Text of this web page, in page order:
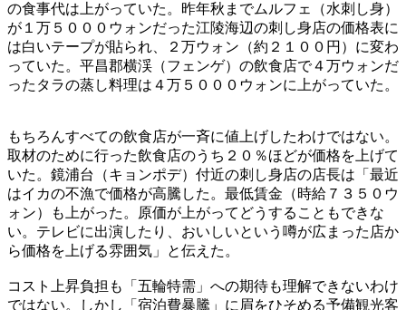
の食事代は上がっていた。昨年秋までムルフェ（水刺し身）
が１万５０００ウォンだった江陵海辺の刺し身店の価格表に
は白いテープが貼られ、２万ウォン（約２１００円）に変わ
っていた。平昌郡横渓（フェンゲ）の飲食店で４万ウォンだ
ったタラの蒸し料理は４万５０００ウォンに上がっていた。
もちろんすべての飲食店が一斉に値上げしたわけではない。
取材のために行った飲食店のうち２０％ほどが価格を上げて
いた。鏡浦台（キョンポデ）付近の刺し身店の店長は「最近
はイカの不漁で価格が高騰した。最低賃金（時給７３５０ウ
ォン）も上がった。原価が上がってどうすることもできな
い。テレビに出演したり、おいしいという噂が広まった店か
ら価格を上げる雰囲気」と伝えた。
コスト上昇負担も「五輪特需」への期待も理解できないわけ
ではない。しかし「宿泊費暴騰」に眉をひそめる予備観光客